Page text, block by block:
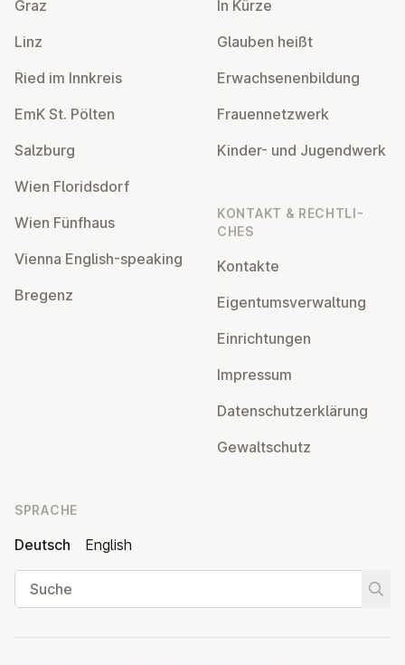
Graz
Linz
Ried im Innkreis
EmK St. Pölten
Salzburg
Wien Flo­rids­dorf
Wien Fünfhaus
Vienna English-speaking
Bregenz
In Kürze
Glauben heißt
Er­wach­se­nen­bil­dung
Frau­en­netz­werk
Kinder- und Ju­gend­werk
KONTAKT & RECHT­LI­
CHES
Kontakte
Ei­gen­tums­ver­wal­tung
Ein­rich­tun­gen
Impressum
Da­ten­schutz­er­klä­rung
Ge­walt­schutz
SPRACHE
Deutsch
English
Suche